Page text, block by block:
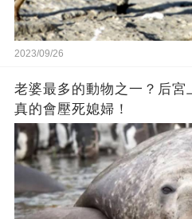
2023/09/26
老婆最多的動物之一？后宮
真的會壓死媳婦！